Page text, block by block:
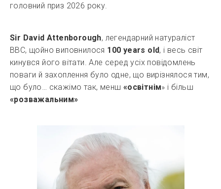
головний приз 2026 року.
Sir David Attenborough, легендарний натураліст
BBC, щойно виповнилося 100 years old, і весь світ
кинувся його вітати. Але серед усіх повідомлень
поваги й захоплення було одне, що вирізнялося тим,
що було… скажімо так, менш «освітнім» і більш
«розважальним»